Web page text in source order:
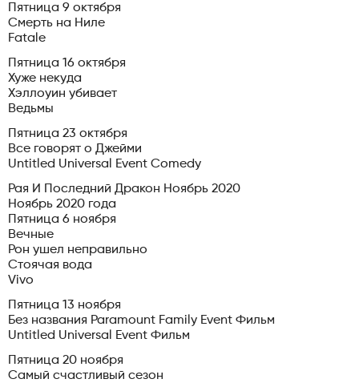
Пятница 9 октября
Смерть на Ниле
Fatale
Пятница 16 октября
Хуже некуда
Хэллоуин убивает
Ведьмы
Пятница 23 октября
Все говорят о Джейми
Untitled Universal Event Comedy
Рая И Последний Дракон Ноябрь 2020
Ноябрь 2020 года
Пятница 6 ноября
Вечные
Рон ушел неправильно
Стоячая вода
Vivo
Пятница 13 ноября
Без названия Paramount Family Event Фильм
Untitled Universal Event Фильм
Пятница 20 ноября
Самый счастливый сезон